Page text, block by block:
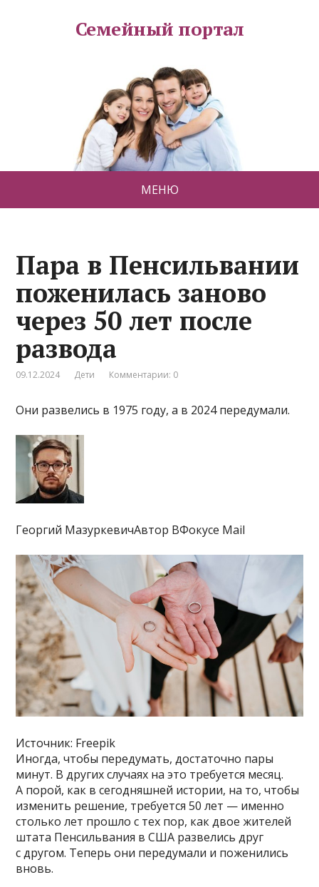
Семейный портал
МЕНЮ
Пара в Пенсильвании
поженилась заново
через 50 лет после
развода
09.12.2024 Дети Комментарии: 0
Они развелись в 1975 году, а в 2024 передумали.
Георгий МазуркевичАвтор ВФокусе Mail
Источник: Freepik
Иногда, чтобы передумать, достаточно пары
минут. В других случаях на это требуется месяц.
А порой, как в сегодняшней истории, на то, чтобы
изменить решение, требуется 50 лет — именно
столько лет прошло с тех пор, как двое жителей
штата Пенсильвания в США развелись друг
с другом. Теперь они передумали и поженились
вновь.